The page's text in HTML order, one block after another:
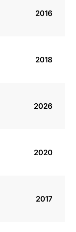
2016
2018
2026
2020
2017